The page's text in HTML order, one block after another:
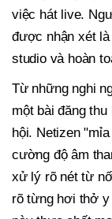
việc hát live.
được nhận xét
studio và hoàn
Từ những nghi
một bài đăng
hội. Netizen
cường độ âm
xử lý rõ nét từ
rõ từng hơi thở